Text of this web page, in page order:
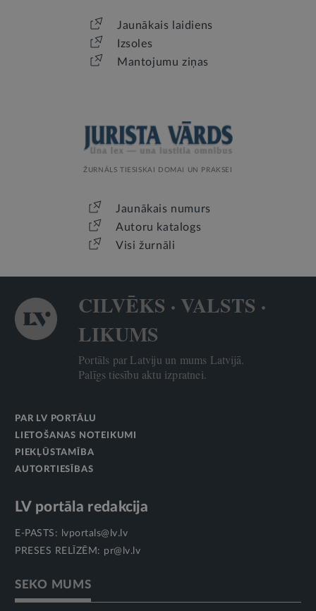
Jaunākais laidiens
Izsoles
Mantojumu ziņas
ŽURNĀLS TIESISKAI DOMAI UN PRAKSEI
Jaunākais numurs
Autoru katalogs
Visi žurnāli
CILVĒKS · VALSTS ·
LIKUMS
Portāls par Latviju un mums Latvijā.
Palīgs tiesību aktu izpratnei.
PAR LV PORTĀLU
LIETOŠANAS NOTEIKUMI
PIEKĻŪSTAMĪBA
AUTORTIESĪBAS
LV portāla redakcija
E-PASTS:
lvportals@lv.lv
PRESES RELĪZĒM: pr@lv.lv
SEKO MUMS